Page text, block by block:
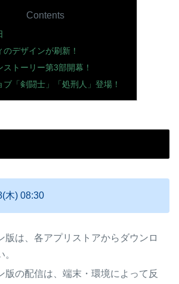
Contents
のデザインが刷新！
ストーリー第3部開幕！
ブ「剣闘士」「処刑人」登場！
木) 08:30
版は、各アプリストアからダウンロ
版の配信は、端末・環境によって反